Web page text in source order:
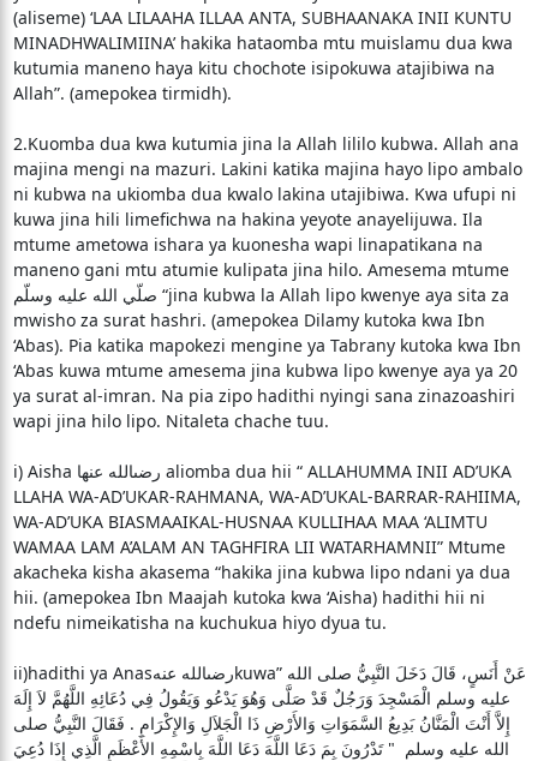
(aliseme) ‘LAA LILAAHA ILLAA ANTA, SUBHAANAKA INII KUNTU
MINADHWALIMIINA’ hakika hataomba mtu muislamu dua kwa
kutumia maneno haya kitu chochote isipokuwa atajibiwa na
Allah”. (amepokea tirmidh).
2.Kuomba dua kwa kutumia jina la Allah lililo kubwa. Allah ana
majina mengi na mazuri. Lakini katika majina hayo lipo ambalo
ni kubwa na ukiomba dua kwalo lakina utajibiwa. Kwa ufupi ni
kuwa jina hili limefichwa na hakina yeyote anayelijuwa. Ila
mtume ametowa ishara ya kuonesha wapi linapatikana na
maneno gani mtu atumie kulipata jina hilo. Amesema mtume
صلّي الله عليه وسلّم “jina kubwa la Allah lipo kwenye aya sita za
mwisho za surat hashri. (amepokea Dilamy kutoka kwa Ibn
‘Abas). Pia katika mapokezi mengine ya Tabrany kutoka kwa Ibn
‘Abas kuwa mtume amesema jina kubwa lipo kwenye aya ya 20
ya surat al-imran. Na pia zipo hadithi nyingi sana zinazoashiri
wapi jina hilo lipo. Nitaleta chache tuu.
i) Aisha رضىالله عنها aliomba dua hii “ ALLAHUMMA INII AD’UKA
LLAHA WA-AD’UKAR-RAHMANA, WA-AD’UKAL-BARRAR-RAHIIMA,
WA-AD’UKA BIASMAAIKAL-HUSNAA KULLIHAA MAA ‘ALIMTU
WAMAA LAM A’ALAM AN TAGHFIRA LII WATARHAMNII” Mtume
akacheka kisha akasema “hakika jina kubwa lipo ndani ya dua
hii. (amepokea Ibn Maajah kutoka kwa ‘Aisha) hadithi hii ni
ndefu nimeikatisha na kuchukua hiyo dyua tu.
ii)hadithi ya Anasرضىالله عنهkuwa” عَنْ أَنَسٍ، قَالَ دَخَلَ النَّبِيُّ صلى الله
عليه وسلم الْمَسْجِدَ وَرَجُلٌ قَدْ صَلَّى وَهُوَ يَدْعُو وَيَقُولُ فِي دُعَائِهِ اللَّهُمَّ لاَ إِلَهَ
إِلاَّ أَنْتَ الْمَنَّانُ بَدِيعُ السَّمَوَاتِ وَالأَرْضِ ذَا الْجَلاَلِ وَالإِكْرَامِ ‏.‏ فَقَالَ النَّبِيُّ صلى
الله عليه وسلم ‏ "‏ تَدْرُونَ بِمَ دَعَا اللَّهَ دَعَا اللَّهَ بِاسْمِهِ الأَعْظَمِ الَّذِي إِذَا دُعِيَ